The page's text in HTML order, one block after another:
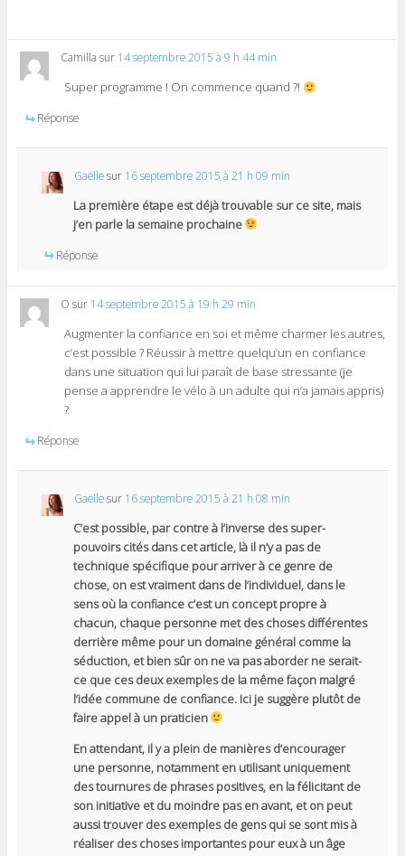
Camilla sur 14 septembre 2015 à 9 h 44 min
Super programme ! On commence quand ?!
Réponse
Gaëllesur 16 septembre 2015 à 21 h 09 min
La première étape est déjà trouvable sur ce site, mais
j’en parle la semaine prochaine
Réponse
O sur 14 septembre 2015 à 19 h 29 min
Augmenter la confiance en soi et même charmer les autres,
c’est possible ? Réussir à mettre quelqu’un en confiance
dans une situation qui lui paraît de base stressante (je
pense a apprendre le vélo à un adulte qui n’a jamais appris)
?
Réponse
Gaëllesur 16 septembre 2015 à 21 h 08 min
C’est possible, par contre à l’inverse des super-
pouvoirs cités dans cet article, là il n’y a pas de
technique spécifique pour arriver à ce genre de
chose, on est vraiment dans de l’individuel, dans le
sens où la confiance c’est un concept propre à
chacun, chaque personne met des choses différentes
derrière même pour un domaine général comme la
séduction, et bien sûr on ne va pas aborder ne serait-
ce que ces deux exemples de la même façon malgré
l’idée commune de confiance. Ici je suggère plutôt de
faire appel à un praticien
En attendant, il y a plein de manières d’encourager
une personne, notamment en utilisant uniquement
des tournures de phrases positives, en la félicitant de
son initiative et du moindre pas en avant, et on peut
aussi trouver des exemples de gens qui se sont mis à
réaliser des choses importantes pour eux à un âge